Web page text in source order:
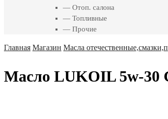
— Отоп. салона
— Топливные
— Прочие
Главная Магазин Масла
Масло LUKOIL 5w-30